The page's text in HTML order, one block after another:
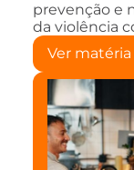
prevenção e
da violência
Ver matéria